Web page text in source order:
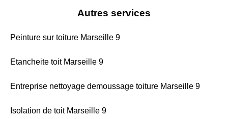
Autres services
Peinture sur toiture Marseille 9
Etancheite toit Marseille 9
Entreprise nettoyage demoussage toiture Marseille 9
Isolation de toit Marseille 9